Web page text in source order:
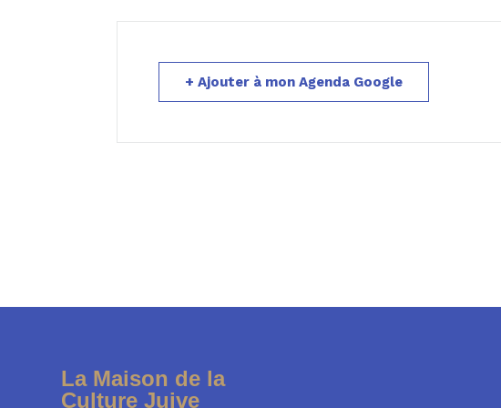
+ Ajouter à mon Agenda Google
La Maison de la
Culture Juive